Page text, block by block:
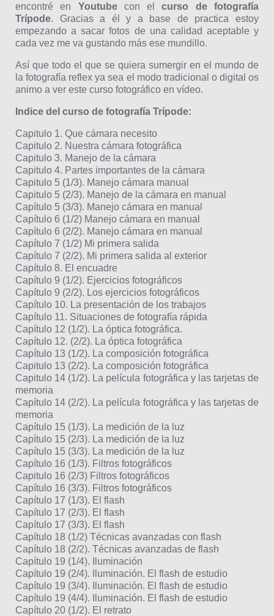
encontré en Youtubecon elcurso de fotografía
Trípode. Gracias a él y a base de practica estoy
empezando a sacar fotos de una calidad aceptable y
cada vez me va gustando más ese mundillo.
Así que todo el que se quiera sumergir en el mundo de
la fotografía reflex ya sea el modo tradicional o digital os
animo a ver este curso fotográfico en vídeo.
Indice del curso de fotografía Trípode:
Capitulo 1. Que cámara necesito
Capitulo 2. Nuestra cámara fotográfica
Capitulo 3. Manejo de la cámara
Capitulo 4. Partes importantes de la cámara
Capitulo 5 (1/3). Manejo cámara manual
Capitulo 5 (2/3). Manejo de la cámara en manual
Capítulo 5 (3/3). Manejo cámara en manual
Capítulo 6 (1/2) Manejo cámara en manual
Capítulo 6 (2/2). Manejo cámara en manual
Capítulo 7 (1/2) Mi primera salida
Capítulo 7 (2/2). Mi primera salida al exterior
Capítulo 8. El encuadre
Capítulo 9 (1/2). Ejercicios fotográficos
Capítulo 9 (2/2). Los ejercicios fotográficos
Capítulo 10. La presentación de los trabajos
Capítulo 11. Situaciones de fotografía rápida
Capítulo 12 (1/2). La óptica fotográfica.
Capítulo 12. (2/2). La óptica fotográfica
Capítulo 13 (1/2). La composición fotográfica
Capitulo 13 (2/2). La composición fotográfica
Capitulo 14 (1/2). La película fotográfica y las tarjetas de
memoria
Capítulo 14 (2/2). La película fotográfica y las tarjetas de
memoria
Capítulo 15 (1/3). La medición de la luz
Capítulo 15 (2/3). La medición de la luz
Capítulo 15 (3/3). La medición de la luz
Capítulo 16 (1/3). Filtros fotográficos
Capitulo 16 (2/3) Filtros fotográficos
Capítulo 16 (3/3). Filtros fotográficos
Capítulo 17 (1/3). El flash
Capítulo 17 (2/3). El flash
Capítulo 17 (3/3). El flash
Capítulo 18 (1/2) Técnicas avanzadas con flash
Capítulo 18 (2/2). Técnicas avanzadas de flash
Capítulo 19 (1/4). Iluminación
Capítulo 19 (2/4). Iluminación. El flash de estudio
Capítulo 19 (3/4). Iluminación. El flash de estudio
Capítulo 19 (4/4). Iluminación. El flash de estudio
Capítulo 20 (1/2). El retrato